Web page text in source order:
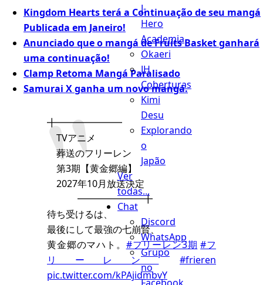
J-
Hero
Academia
Okaeri
JH
Coberturas
Kimi
Desu
Explorando
o
Japão
Ver
todas...
Chat
Discord
WhatsApp
Grupo
no
Kingdom Hearts terá a Continuação de seu mangá
Publicada em Janeiro!
Anunciado que o mangá de Fruits Basket ganhará
uma continuação!
Clamp Retoma Mangá Paralisado
Samurai X ganha um novo mangá.
╋━━━━━━━
TVアニメ
葬送のフリーレン
第3期【黄金郷編】
2027年10月放送決定
━━━━━━━╋
待ち受けるは、
最後にして最強の七崩賢、
黄金郷のマハト。 #フリーレン3期 #フ
リーレン
#frieren
pic.twitter.com/kPAjidmbvY